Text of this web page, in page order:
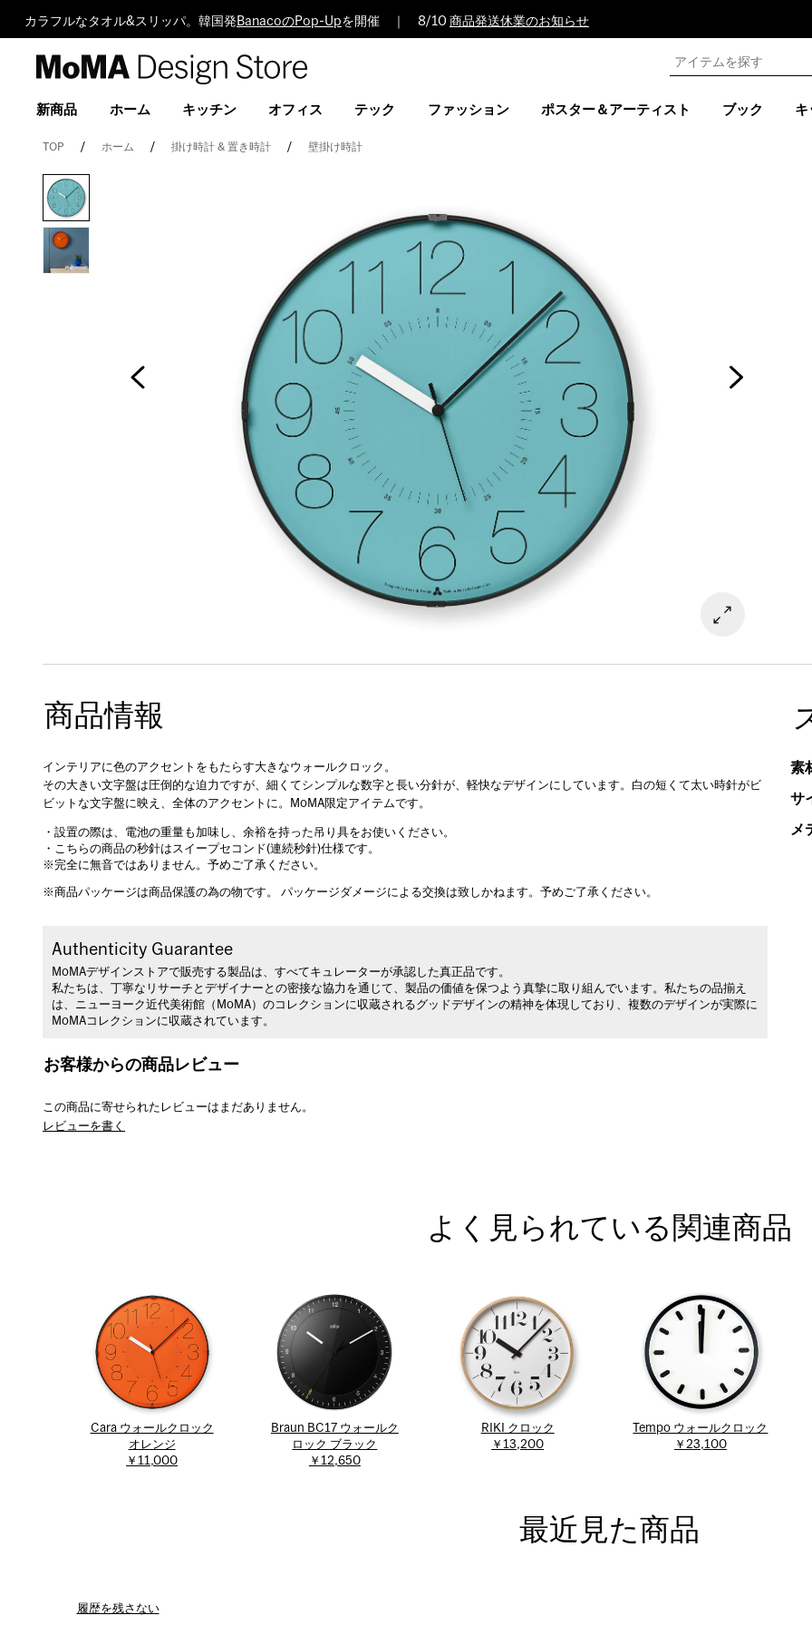
カラフルなタオル&スリッパ。韓国発 BanacoのPop-Upを開催 ｜ 8/10 商品発送休業のお知らせ
Design
新商品 ホーム キッチン オフィス テック ファッション ポスター＆アーティスト ブック キ
TOP ホーム 掛け時計 & 置き時計 壁掛け時計
商品情報
インテリアに色のアクセントをもたらす大きなウォールクロック。
その大きい文字盤は圧倒的な迫力ですが、細くてシンプルな数字と長い分針が、軽快なデザインにしています。白の短くて太い時針がビ
ビットな文字盤に映え、全体のアクセントに。MoMA限定アイテムです。
・設置の際は、電池の重量も加味し、余裕を持った吊り具をお使いください。
・こちらの商品の秒針はスイープセコンド(連続秒針)仕様です。
※完全に無音ではありません。予めご了承ください。
※商品パッケージは商品保護の為の物です。 パッケージダメージによる交換は致しかねます。予めご了承ください。
Authenticity Guarantee
MoMAデザインストアで販売する製品は、すべてキュレーターが承認した真正品です。
私たちは、丁寧なリサーチとデザイナーとの密接な協力を通じて、製品の価値を保つよう真摯に取り組んでいます。私たちの品揃え
は、ニューヨーク近代美術館（MoMA）のコレクションに収蔵されるグッドデザインの精神を体現しており、複数のデザインが実際に
MoMAコレクションに収蔵されています。
素
サ
メ
お客様からの商品レビュー
この商品に寄せられたレビューはまだありません。
レビューを書く
よく見られている関連商品
Cara ウォールクロック
オレンジ
￥11,000
Braun BC17 ウォールク
ロック ブラック
￥12,650
RIKI クロック
￥13,200
Tempo ウォールクロック
￥23,100
最近見た商品
履歴を残さない